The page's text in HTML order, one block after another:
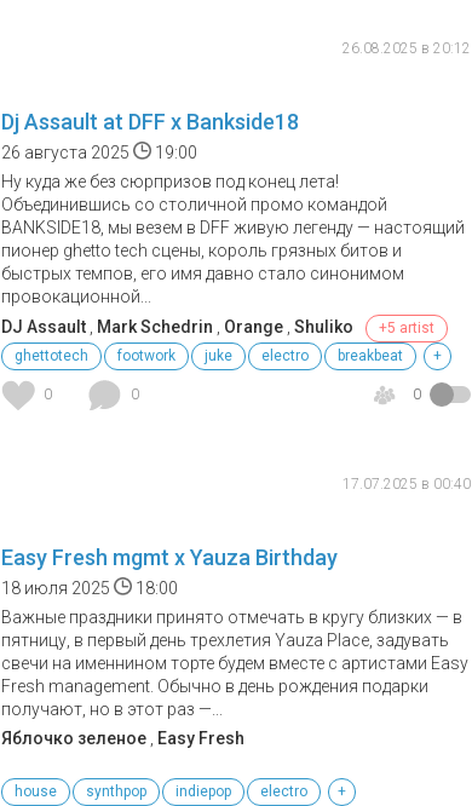
26.08.2025 в 20:12
Dj Assault at DFF x Bankside18
26 августа 2025
19:00
Ну куда же без сюрпризов под конец лета!
Объединившись со столичной промо командой
BANKSIDE18, мы везем в DFF живую легенду — настоящий
пионер ghetto tech сцены, король грязных битов и
быстрых темпов, его имя давно стало синонимом
провокационной...
DJ Assault , Mark Schedrin , Orange , Shuliko
+5 artist
ghettotech
footwork juke electro breakbeat +
0 0 0
17.07.2025 в 00:40
Easy Fresh mgmt х Yauza Birthday
18 июля 2025
18:00
Важные праздники принято отмечать в кругу близких — в
пятницу, в первый день трехлетия Yauza Place, задувать
свечи на именнином торте будем вместе с артистами Easy
Fresh management. Обычно в день рождения подарки
получают, но в этот раз —...
Яблочко зеленое , Easy Fresh
house synthpop indiepop electro +